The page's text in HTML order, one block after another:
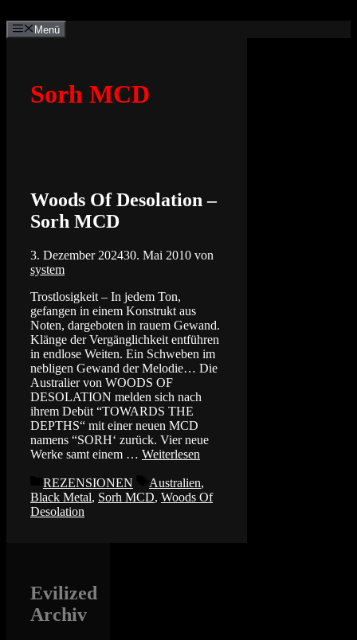
Inhalt
springen
Menü
Sorh MCD
Woods Of Desolation –
Sorh MCD
3. Dezember 202430. Mai 2010 von
system
Trostlosigkeit – In jedem Ton,
gefangen in einem Konstrukt aus
Noten, dargeboten in rauem Gewand.
Klänge der Vergänglichkeit entführen
in endlose Weiten. Ein Schweben im
nebligen Gewand der Melodie… Die
Australier von WOODS OF
DESOLATION melden sich nach
ihrem Debüt “TOWARDS THE
DEPTHS“ mit einer neuen MCD
namens “SORH‘ zurück. Vier neue
Werke samt einem … Weiterlesen
Kategorien
REZENSIONEN Schlagwörter
Australien,
Black Metal, Sorh MCD, Woods Of
Desolation
Evilized
Archiv